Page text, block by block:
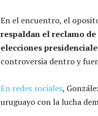
En el encuentro, el
respaldan el reclamo
elecciones
controversia dentro y
En redes sociales,
uruguayo con la lucha